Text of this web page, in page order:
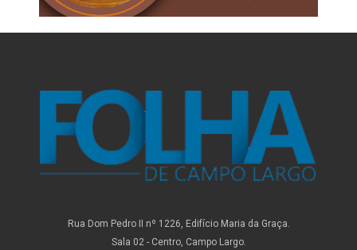
Rua Dom Pedro II nº 1226, Edifício Maria da Graça.
Sala 02 - Centro, Campo Largo.